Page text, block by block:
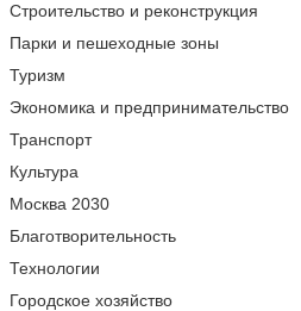
Строительство и реконструкция
Парки и пешеходные зоны
Туризм
Экономика и предпринимательство
Транспорт
Культура
Москва 2030
Благотворительность
Технологии
Городское хозяйство